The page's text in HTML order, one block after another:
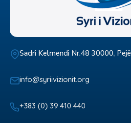
Sadri Kelmendi Nr.48 30000, Pejë
info@syriivizionit.org
+383 (0) 39 410 440